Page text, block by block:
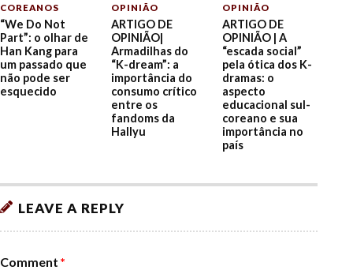
COREANOS
“We Do Not
Part”: o olhar de
Han Kang para
um passado que
não pode ser
esquecido
OPINIÃO
ARTIGO DE
OPINIÃO|
Armadilhas do
“K-dream”: a
importância do
consumo crítico
entre os
fandoms da
Hallyu
OPINIÃO
ARTIGO DE
OPINIÃO | A
“escada social”
pela ótica dos K-
dramas: o
aspecto
educacional sul-
coreano e sua
importância no
país
LEAVE A REPLY
Comment *